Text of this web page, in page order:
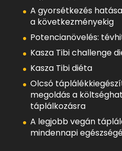
A gyorsétkezés
a következményekig
Potencianövelés:
Kasza Tibi challenge
Kasza Tibi diéta
Olcsó
megoldás a
táplálkozásra
A legjobb vegán
mindennapi